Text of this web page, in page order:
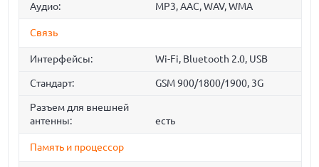
Аудио: MP3, AAC, WAV, WMA
Связь
Интерфейсы: Wi-Fi, Bluetooth 2.0, USB
Стандарт: GSM 900/1800/1900, 3G
Разъем для внешней
антенны:
есть
Память и процессор